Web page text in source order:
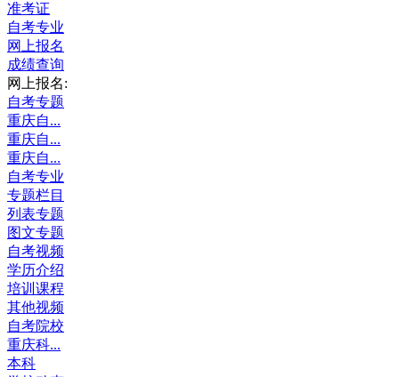
准考证
自考专业
网上报名
成绩查询
网上报名:
自考专题
重庆自...
重庆自...
重庆自...
自考专业
专题栏目
列表专题
图文专题
自考视频
学历介绍
培训课程
其他视频
自考院校
重庆科...
本科